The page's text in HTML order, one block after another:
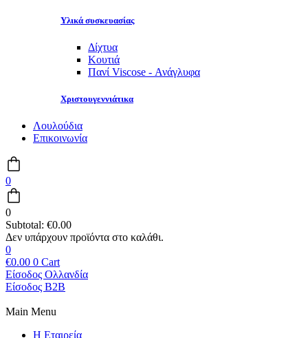
Υλικά συσκευασίας
Δίχτυα
Κουτιά
Πανί Viscose - Ανάγλυφα
Χριστουγεννιάτικα
Λουλούδια
Επικοινωνία
0
0
Subtotal: €0.00
0
€0.00 0 Cart
Είσοδος Ολλανδία
Είσοδος B2B
Main Menu
Η Εταιρεία